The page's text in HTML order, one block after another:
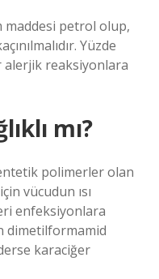
petrol olup,
Yüzde
alerjik reaksiyonlara
mı?
polimerler olan
vücudun ısı
enfeksiyonlara
dimetilformamid
karaciğer